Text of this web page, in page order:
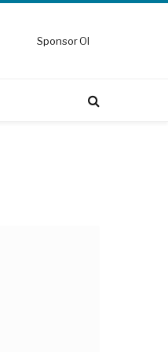
Sponsor Ol